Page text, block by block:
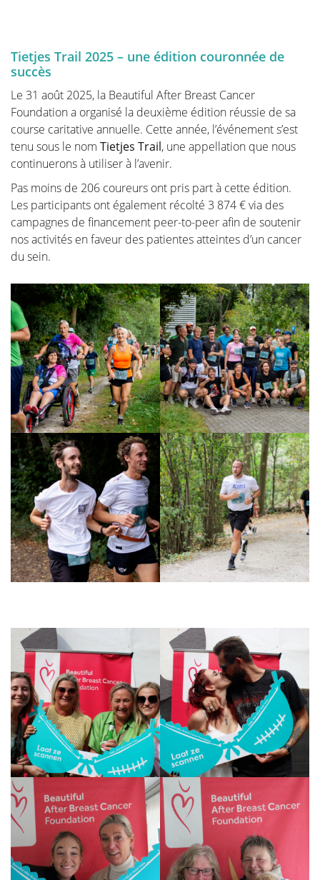
oncologiques à cette question. En prenant une
décision éclairée à l'avance, nous ne compromettons
pour autant perdre de vue l'aspect oncologique. Bien
sûr, la survie prime et la décision du chirurgien
oncologue prévaudra toujours.
La page "Comment choisir" contient toutes les
première consultation avant de faire enlever la
tumeur. Cette page est très complète et votre
chirurgien plasticien ne fournira que les informations
pertinentes pour votre situation personnelle.
l'histoire de l'opération elle-même. Il s'agit de
l'opération la plus importante car l'enlèvement réussi
de la tumeur reste la priorité. Nous vous guidons à
travers les différentes méthodes d'exérèse. Cette
décision est souvent prise pour vous par une équipe
multidisciplinaire composée d'oncologues, de
radiologues, de pathologistes, de radiothérapeutes,
d'infirmières spécialisées en oncologie, de
gynécologues, de chirurgiens oncologiques et de
chirurgiens plasticiens.
Dans la section "Introduction à la reconstruction
mammaire", vous trouverez toutes les informations et
illustrations des différentes méthodes de
reconstruction avec les étapes correspondantes.
Comment choisir
Introduction à la reconstruction
mammaire
Thérapie adjuvante
Chirurgie additionnelle après la
reconstruction mammaire
Les Aspects Pratiques
Tietjes Trail 2025 – une édition couronnée de
succès
Le 31 août 2025, la Beautiful After Breast Cancer
Foundation a organisé la deuxième édition réussie de sa
course caritative annuelle. Cette année, l’événement s’est
tenu sous le nom Tietjes Trail, une appellation que nous
continuerons à utiliser à l’avenir.
Pas moins de 206 coureurs ont pris part à cette édition.
Les participants ont également récolté 3 874 € via des
campagnes de financement peer-to-peer afin de soutenir
nos activités en faveur des patientes atteintes d’un cancer
du sein.